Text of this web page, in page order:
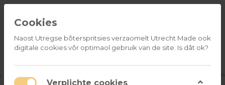
PRODUCTEN
RELATIEGESCHENKEN
ONS
Cookies
Naost Utregse bôterspritsies verzaomelt Utrecht Made ook
digitale cookies vôr optimaol gebruik van de site. Is dât ok?
Verplichte cookies